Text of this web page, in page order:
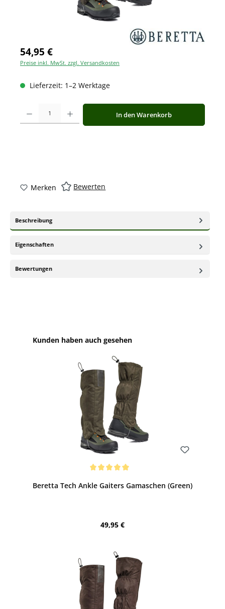
54,95 €
Preise inkl. MwSt. zzgl. Versandkosten
Lieferzeit: 1–2 Werktage
Produkt Anzahl: Gib den gewünschten Wert ein oder benutze die
In den Warenkorb
Merken Bewerten
Beschreibung
Eigenschaften
Bewertungen
Produktgalerie überspringen
Kunden haben auch gesehen
Beretta Tech Ankle Gaiters Gamaschen (Green)
Regulärer Preis:
49,95 €